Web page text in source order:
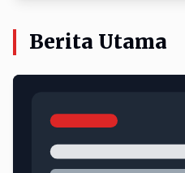
Berita Utama
Dolar AS Melemah, Rupiah